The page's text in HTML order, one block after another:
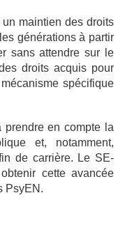
un maintien des droits
générations à partir
sans attendre sur le
droits acquis pour
spécifique
prendre en compte la
et, notamment,
de carrière. Le SE-
cette avancée
PsyEN.